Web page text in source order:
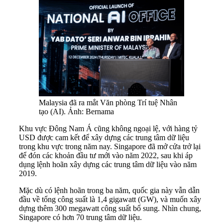
Malaysia đã ra mắt Văn phòng Trí tuệ Nhân
tạo (AI). Ảnh: Bernama
Khu vực Đông Nam Á cũng không ngoại lệ, với hàng tỷ
USD được cam kết để xây dựng các trung tâm dữ liệu
trong khu vực trong năm nay. Singapore đã mở cửa trở lại
để đón các khoản đầu tư mới vào năm 2022, sau khi áp
dụng lệnh hoãn xây dựng các trung tâm dữ liệu vào năm
2019.
Mặc dù có lệnh hoãn trong ba năm, quốc gia này vẫn dẫn
đầu về tổng công suất là 1,4 gigawatt (GW), và muốn xây
dựng thêm 300 megawatt công suất bổ sung. Nhìn chung,
Singapore có hơn 70 trung tâm dữ liệu.